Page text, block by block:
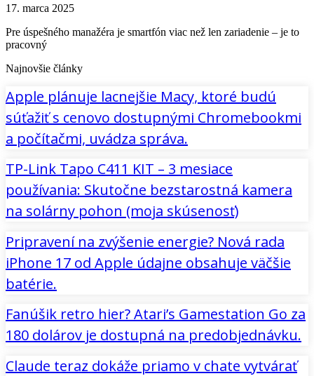
17. marca 2025
Pre úspešného manažéra je smartfón viac než len zariadenie – je to
pracovný
Najnovšie články
Apple plánuje lacnejšie Macy, ktoré budú
súťažiť s cenovo dostupnými Chromebookmi
a počítačmi, uvádza správa.
TP-Link Tapo C411 KIT – 3 mesiace
používania: Skutočne bezstarostná kamera
na solárny pohon (moja skúsenosť)
Pripravení na zvýšenie energie? Nová rada
iPhone 17 od Apple údajne obsahuje väčšie
batérie.
Fanúšik retro hier? Atari’s Gamestation Go za
180 dolárov je dostupná na predobjednávku.
Claude teraz dokáže priamo v chate vytvárať